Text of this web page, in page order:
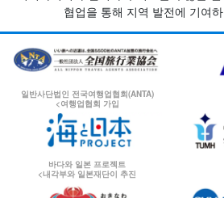
협업을 통해 지역 발전에 기여
일반사단법인 전국여행업협회(ANTA)
<여행업협회 가입
바다와 일본 프로젝트
<내각부와 일본재단이 추진